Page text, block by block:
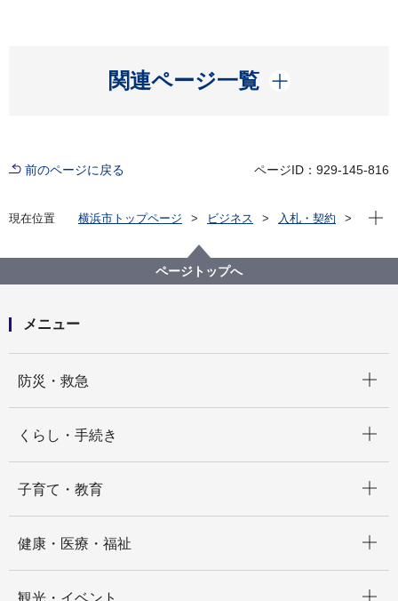
関連ページ一覧
開く
前のページに戻る ページID：929-145-816
現在位置 横浜市トップページ ビジネス
入札・契約
【市民病院】令和７年度放射線被ばく線量測定業務委
託
現在
ページトップへ
メニュー
防災・救急
くらし・手続き
子育て・教育
健康・医療・福祉
観光・イベント